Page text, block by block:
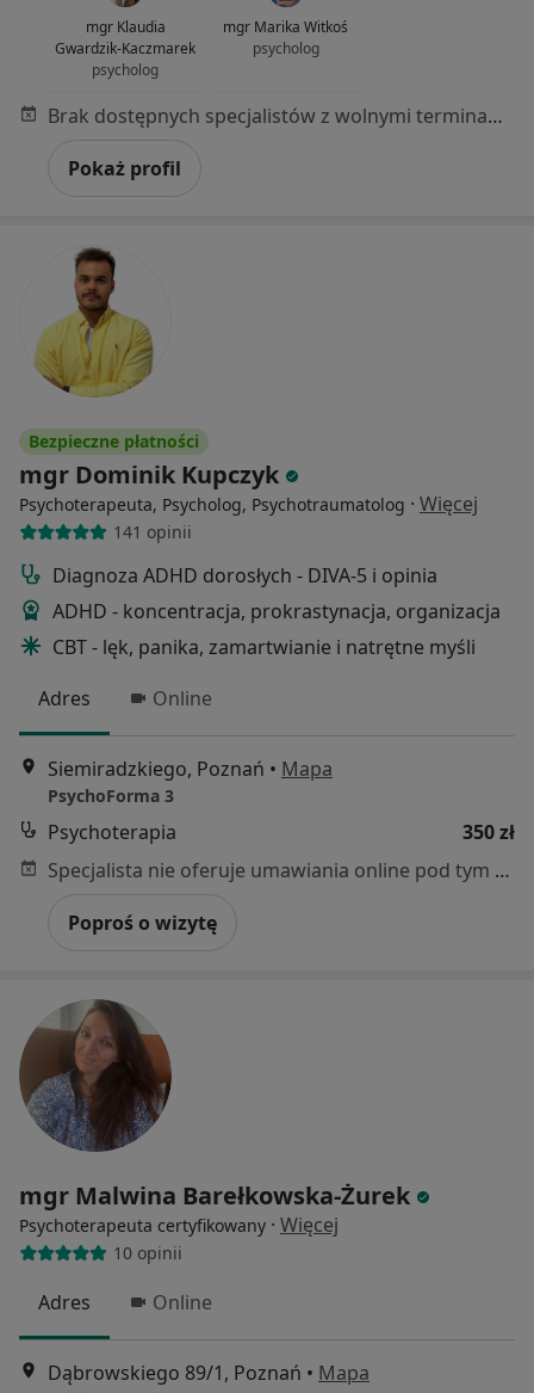
mgr Klaudia
Gwardzik-Kaczmarek
psycholog
mgr Marika Witkoś
psycholog
Brak dostępnych specjalistów z wolnymi terminami w tym centrum medycznym.
Pokaż profil
Bezpieczne płatności
mgr Dominik Kupczyk
Psychoterapeuta, Psycholog, Psychotraumatolog · Więcej
141 opinii
Diagnoza ADHD dorosłych - DIVA-5 i opinia
ADHD - koncentracja, prokrastynacja, organizacja
CBT - lęk, panika, zamartwianie i natrętne myśli
Adres
Online
Siemiradzkiego, Poznań • Mapa
PsychoForma 3
Psychoterapia
350 zł
Specjalista nie oferuje umawiania online pod tym adresem.
Poproś o wizytę
mgr Malwina Barełkowska-Żurek
Psychoterapeuta certyfikowany · Więcej
10 opinii
Adres Online
Dąbrowskiego 89/1, Poznań • Mapa